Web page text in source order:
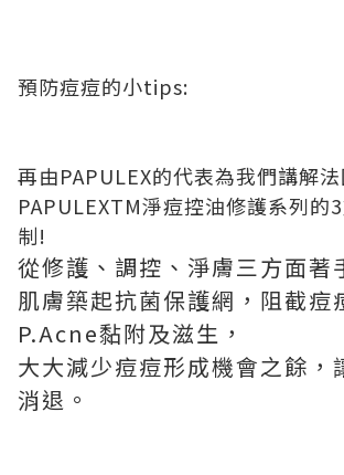
預防痘痘的小tips:
再由PAPULEX的代表為我們講解
PAPULEXTM淨痘控油修護系列的
制!
從修護、調控、淨膚三方面著
肌膚築起抗菌保護網，阻截痘
P.Acne黏附及滋生，
大大減少痘痘形成機會之餘，
消退。